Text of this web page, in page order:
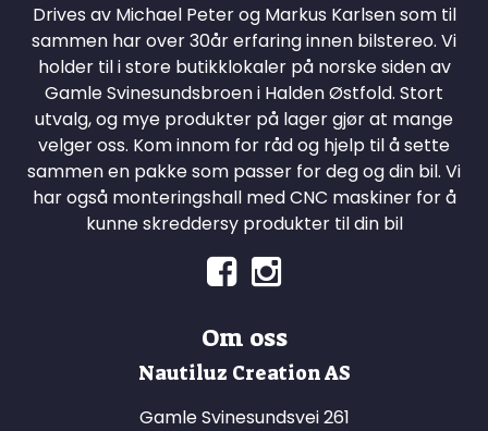
Drives av Michael Peter og Markus Karlsen som til
sammen har over 30år erfaring innen bilstereo. Vi
holder til i store butikklokaler på norske siden av
Gamle Svinesundsbroen i Halden Østfold. Stort
utvalg, og mye produkter på lager gjør at mange
velger oss. Kom innom for råd og hjelp til å sette
sammen en pakke som passer for deg og din bil. Vi
har også monteringshall med CNC maskiner for å
kunne skreddersy produkter til din bil
Om oss
Nautiluz Creation AS
Gamle Svinesundsvei 261